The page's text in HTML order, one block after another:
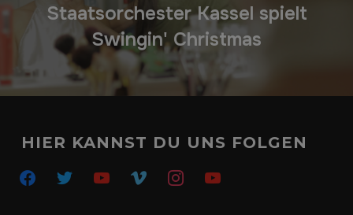
Staatsorchester Kassel spielt
Swingin' Christmas
HIER KANNST DU UNS FOLGEN
facebooktwitter youtube vimeo instagramyoutube